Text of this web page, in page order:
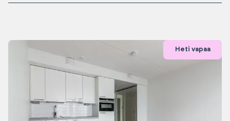
Heti vapaa